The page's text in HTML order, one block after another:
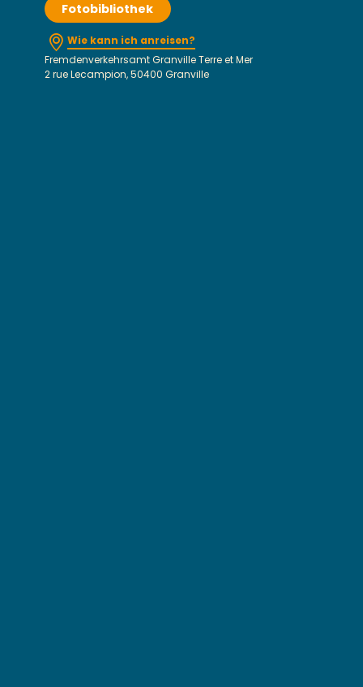
Fotobibliothek
Wie kann ich anreisen?
Fremdenverkehrsamt Granville Terre et Mer
2 rue Lecampion, 50400 Granville